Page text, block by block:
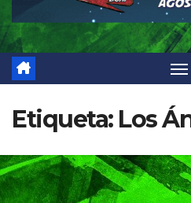
Etiqueta: Los